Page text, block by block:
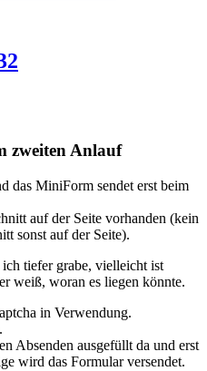
zweiten Anlauf
das MiniForm sendet erst beim
auf der Seite vorhanden (kein
sonst auf der Seite).
tiefer grabe, vielleicht ist
weiß, woran es liegen könnte.
in Verwendung.
Absenden ausgefüllt da und erst
wird das Formular versendet.